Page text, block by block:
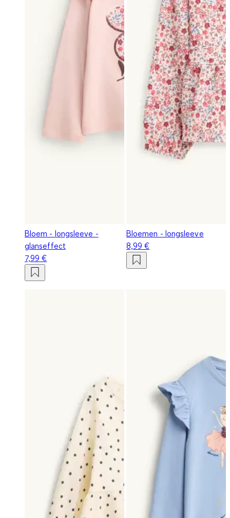
Bloem - longsleeve -
glanseffect
7,99 €
Bloemen - longsleeve
8,99 €